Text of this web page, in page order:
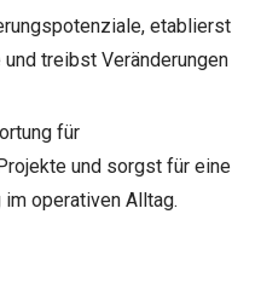
etablierst
treibst Veränderungen
für
und sorgst für eine
operativen Alltag.